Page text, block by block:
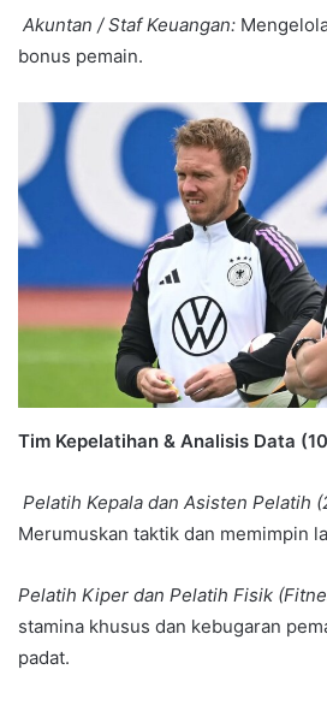
Akuntan / Staf Keuangan:
bonus pemain.
Tim Kepelatihan & Analisis Data
Pelatih Kepala dan Asisten Pelatih
Merumuskan taktik dan memimpin
Pelatih Kiper dan Pelatih Fisik
stamina khusus dan kebugaran
padat.